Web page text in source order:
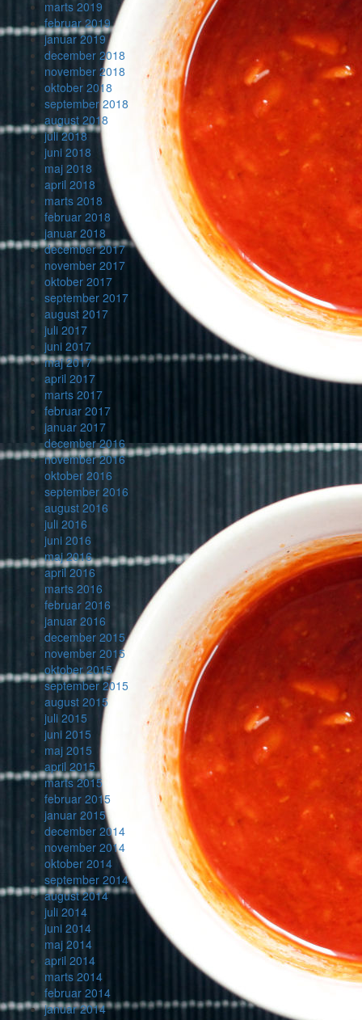
marts 2019
februar 2019
januar 2019
december 2018
november 2018
oktober 2018
september 2018
august 2018
juli 2018
juni 2018
maj 2018
april 2018
marts 2018
februar 2018
januar 2018
december 2017
november 2017
oktober 2017
september 2017
august 2017
juli 2017
juni 2017
maj 2017
april 2017
marts 2017
februar 2017
januar 2017
december 2016
november 2016
oktober 2016
september 2016
august 2016
juli 2016
juni 2016
maj 2016
april 2016
marts 2016
februar 2016
januar 2016
december 2015
november 2015
oktober 2015
september 2015
august 2015
juli 2015
juni 2015
maj 2015
april 2015
marts 2015
februar 2015
januar 2015
december 2014
november 2014
oktober 2014
september 2014
august 2014
juli 2014
juni 2014
maj 2014
april 2014
marts 2014
februar 2014
januar 2014